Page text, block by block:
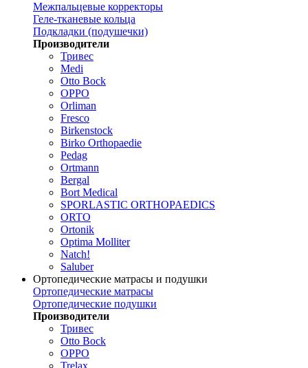
Межпальцевые корректоры
Геле-тканевые кольца
Подкладки (подушечки)
Производители
Тривес
Medi
Otto Bock
OPPO
Orliman
Fresco
Birkenstock
Birko Orthopaedie
Pedag
Ortmann
Bergal
Bort Medical
SPORLASTIC ORTHOPAEDICS
ORTO
Ortonik
Optima Molliter
Natch!
Saluber
Ортопедические матрасы и подушки
Ортопедические матрасы
Ортопедические подушки
Производители
Тривес
Otto Bock
OPPO
Trelax